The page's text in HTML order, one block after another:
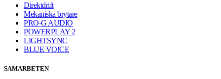
Direktdrift
Mekaniska brytare
PRO-G AUDIO
POWERPLAY 2
LIGHTSYNC
BLUE VO!CE
SAMARBETEN